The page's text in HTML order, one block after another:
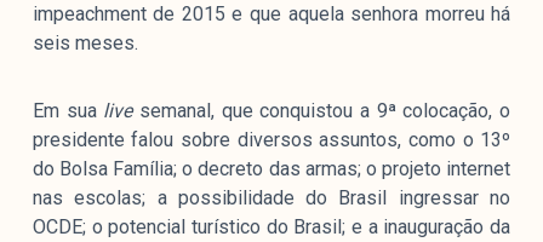
impeachment de 2015 e que aquela senhora morreu há
seis meses.
Em sua livesemanal, que conquistou a 9ª colocação, o
presidente falou sobre diversos assuntos, como o 13º
do Bolsa Família; o decreto das armas; o projeto internet
nas escolas; a possibilidade do Brasil ingressar no
OCDE; o potencial turístico do Brasil; e a inauguração da